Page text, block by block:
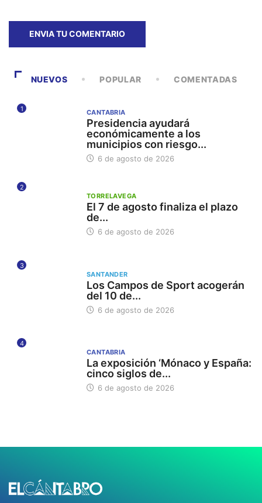
NUEVOS POPULAR COMENTADAS
1 CANTABRIA
Presidencia ayudará
económicamente a los
municipios con riesgo...
6 de agosto de 2026
2
TORRELAVEGA
El 7 de agosto finaliza el plazo
de...
6 de agosto de 2026
3
SANTANDER
Los Campos de Sport acogerán
del 10 de...
6 de agosto de 2026
4
CANTABRIA
La exposición ‘Mónaco y España:
cinco siglos de...
6 de agosto de 2026